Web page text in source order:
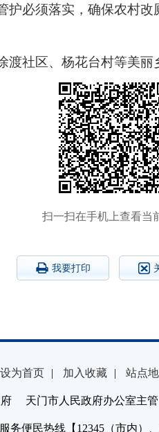
必须落实，确保农村
渡社区、杨花台村等美丽
扫一扫在手机上查看当
我要打印
设为首页 | 加入收藏 | 站点
府 天门市人民政府办公室主
务便民热线【12345（市内）、